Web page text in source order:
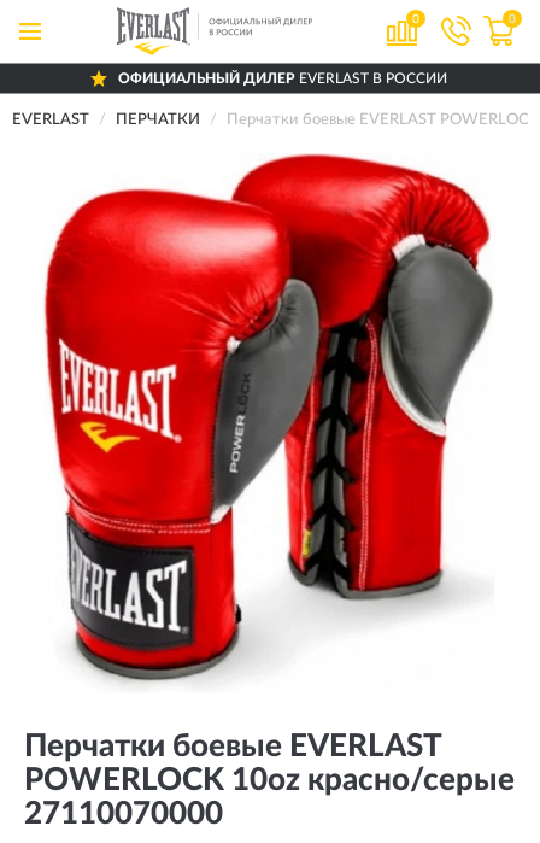
0 0
ОФИЦИАЛЬНЫЙ ДИЛЕР EVERLAST В РОССИИ
EVERLAST ПЕРЧАТКИ Перчатки боевые EVERLAST
Перчатки боевые EVERLAST
POWERLOCK 10oz красно/серые
27110070000